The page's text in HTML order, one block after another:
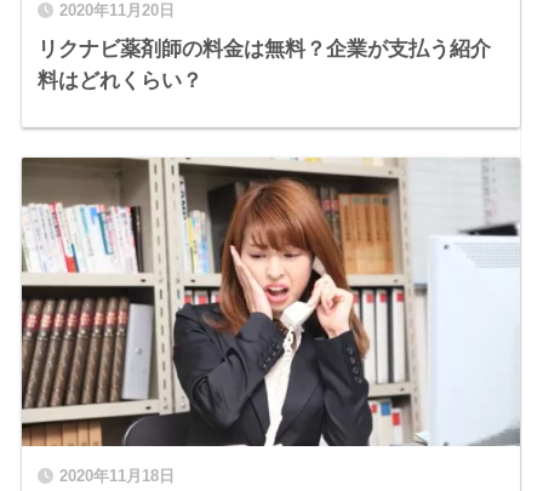
2020年11月20日
リクナビ薬剤師の料金は無料？企業が支払う紹介
料はどれくらい？
2020年11月18日